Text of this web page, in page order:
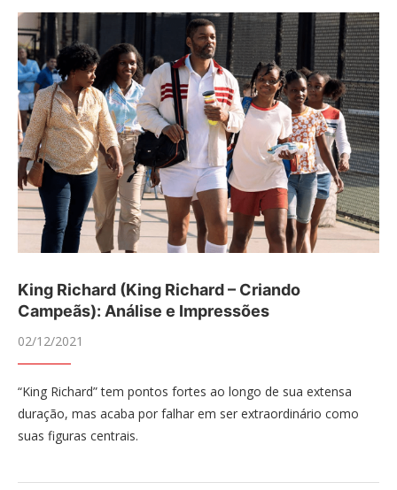
King Richard (King Richard – Criando
Campeãs): Análise e Impressões
02/12/2021
“King Richard” tem pontos fortes ao longo de sua extensa
duração, mas acaba por falhar em ser extraordinário como
suas figuras centrais.